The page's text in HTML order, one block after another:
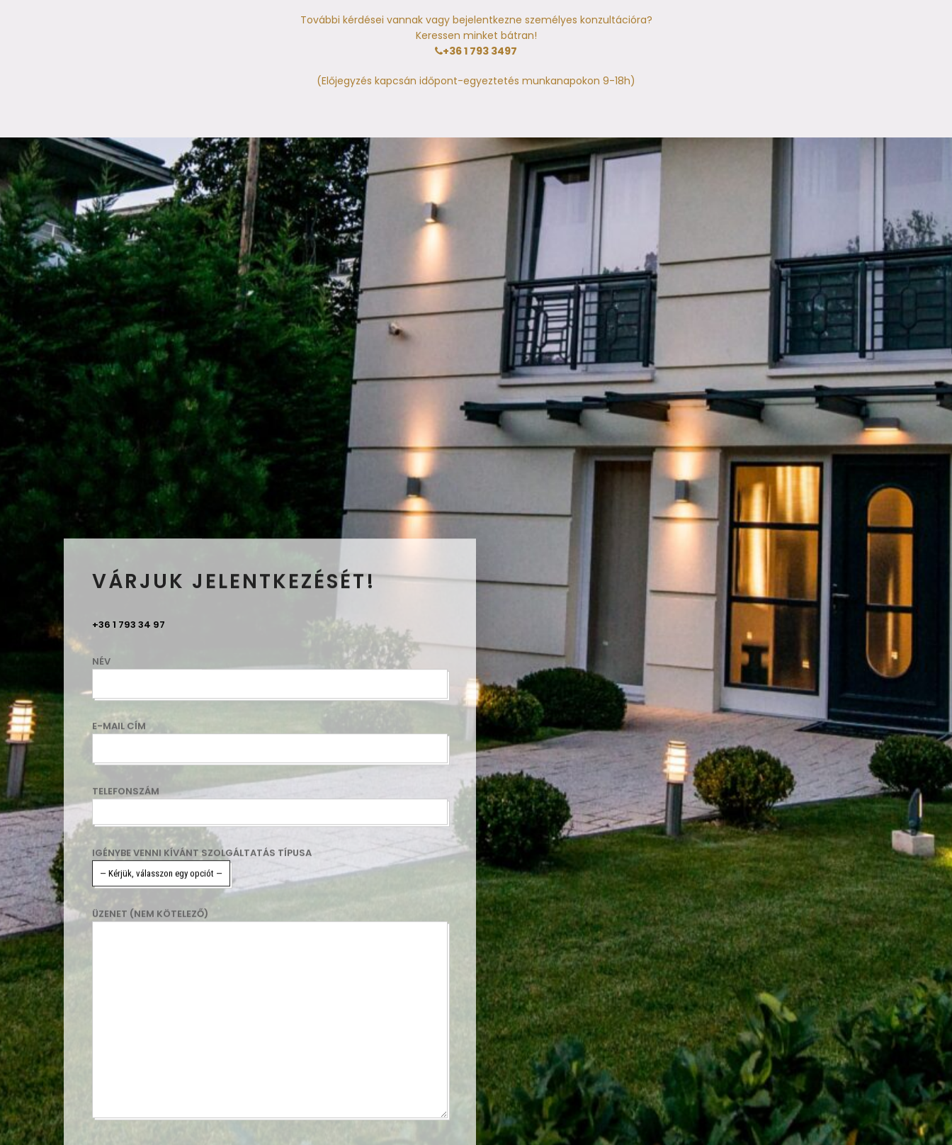
További kérdései vannak vagy bejelentkezne személyes konzultációra?
Keressen minket bátran!
+36 1 793 3497
(Előjegyzés kapcsán időpont-egyeztetés munkanapokon 9-18h)
VÁRJUK JELENTKEZÉSÉT!
+36 1 793 34 97
NÉV
E-MAIL CÍM
TELEFONSZÁM
IGÉNYBE VENNI KÍVÁNT SZOLGÁLTATÁS TÍPUSA
ÜZENET (NEM KÖTELEZŐ)